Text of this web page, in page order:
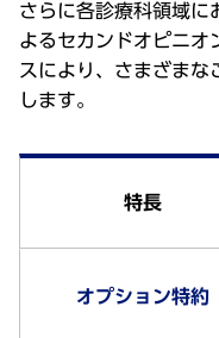
さらに各診療科領域に
よるセカンドオピニオ
スにより、さまざまな
します。
特長
オプション特約